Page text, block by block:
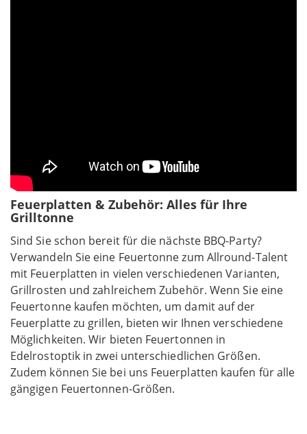
Feuerplatten & Zubehör: Alles für Ihre
Grilltonne
Sind Sie schon bereit für die nächste BBQ-Party?
Verwandeln Sie eine Feuertonne zum Allround-Talent
mit Feuerplatten in vielen verschiedenen Varianten,
Grillrosten und zahlreichem Zubehör. Wenn Sie eine
Feuertonne kaufen möchten, um damit auf der
Feuerplatte zu grillen, bieten wir Ihnen verschiedene
Möglichkeiten. Wir bieten Feuertonnen in
Edelrostoptik in zwei unterschiedlichen Größen.
Zudem können Sie bei uns Feuerplatten kaufen für alle
gängigen Feuertonnen-Größen.